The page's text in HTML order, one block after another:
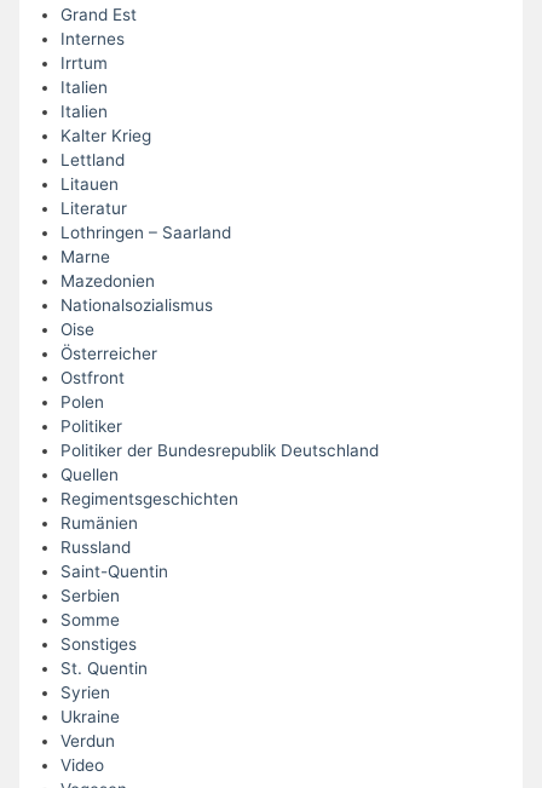
Grand Est
Internes
Irrtum
Italien
Italien
Kalter Krieg
Lettland
Litauen
Literatur
Lothringen – Saarland
Marne
Mazedonien
Nationalsozialismus
Oise
Österreicher
Ostfront
Polen
Politiker
Politiker der Bundesrepublik Deutschland
Quellen
Regimentsgeschichten
Rumänien
Russland
Saint-Quentin
Serbien
Somme
Sonstiges
St. Quentin
Syrien
Ukraine
Verdun
Video